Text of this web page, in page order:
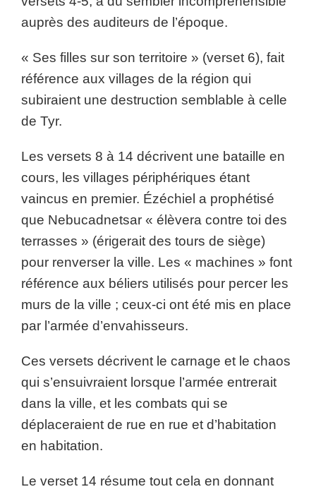
auprès des auditeurs de l’époque.
« Ses filles sur son territoire » (verset 6), fait
référence aux villages de la région qui
subiraient une destruction semblable à celle
de Tyr.
Les versets 8 à 14 décrivent une bataille en
cours, les villages périphériques étant
vaincus en premier. Ézéchiel a prophétisé
que Nebucadnetsar « élèvera contre toi des
terrasses » (érigerait des tours de siège)
pour renverser la ville. Les « machines » font
référence aux béliers utilisés pour percer les
murs de la ville ; ceux-ci ont été mis en place
par l’armée d’envahisseurs.
Ces versets décrivent le carnage et le chaos
qui s’ensuivraient lorsque l’armée entrerait
dans la ville, et les combats qui se
déplaceraient de rue en rue et d’habitation
en habitation.
Le verset 14 résume tout cela en donnant